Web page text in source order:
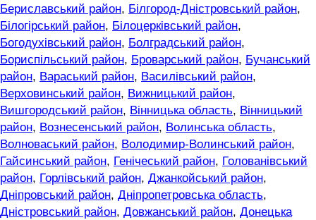
Бериславський район, Білгород-Дністровський район,
Білогірський район, Білоцерківський район,
Богодухівський район, Болградський район,
Бориспільський район, Броварський район, Бучанський
район, Вараський район, Василівський район,
Верховинський район, Вижницький район,
Вишгородський район, Вінницька область, Вінницький
район, Вознесенський район, Волинська область,
Волноваський район, Володимир-Волинський район,
Гайсинський район, Генічеський район, Голованівський
район, Горлівський район, Джанкойський район,
Дніпровський район, Дніпропетровська область,
Дністровський район, Довжанський район, Донецька